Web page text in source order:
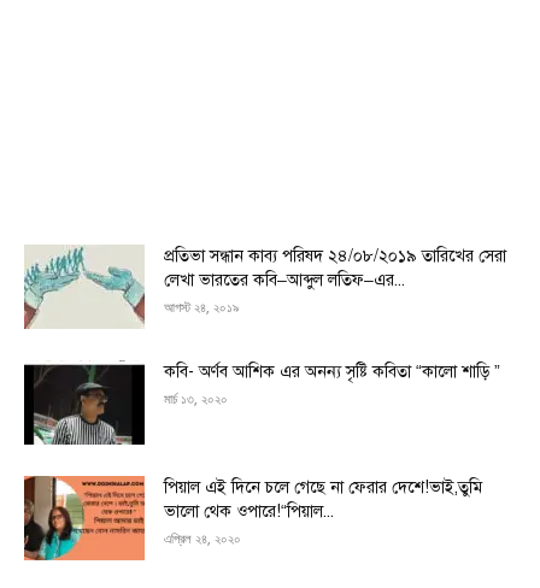
প্রতিভা সন্ধান কাব্য পরিষদ ২৪/০৮/২০১৯ তারিখের সেরা
লেখা ভারতের কবি–আব্দুল লতিফ–এর...
আগস্ট ২৪, ২০১৯
কবি- অর্ণব আশিক এর অনন্য সৃষ্টি কবিতা “কালো শাড়ি ”
মার্চ ১৩, ২০২০
পিয়াল এই দিনে চলে গেছে না ফেরার দেশে!ভাই,তুমি
ভালো থেক ওপারে!“পিয়াল...
এপ্রিল ২৪, ২০২০